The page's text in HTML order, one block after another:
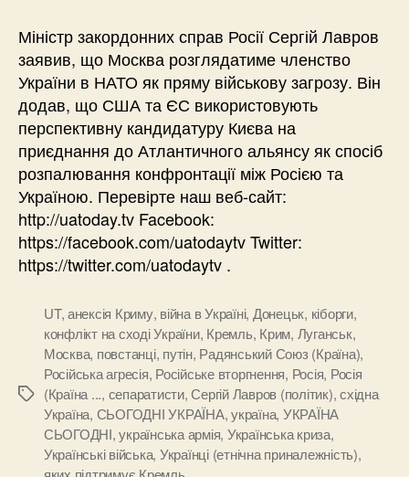
Міністр закордонних справ Росії Сергій Лавров
заявив, що Москва розглядатиме членство
України в НАТО як пряму військову загрозу. Він
додав, що США та ЄС використовують
перспективну кандидатуру Києва на
приєднання до Атлантичного альянсу як спосіб
розпалювання конфронтації між Росією та
Україною. Перевірте наш веб-сайт:
http://uatoday.tv Facebook:
https://facebook.com/uatodaytv Twitter:
https://twitter.com/uatodaytv .
Позначки
UT,анексія Криму, війна в Україні, Донецьк, кіборги,
конфлікт на сході України, Кремль, Крим, Луганськ,
Москва, повстанці, путін, Радянський Союз (Країна),
Російська агресія, Російське вторгнення, Росія, Росія
(Країна ..., сепаратисти,Сергій Лавров (політик),східна
Україна, СЬОГОДНІ УКРАЇНА,україна, УКРАЇНА
СЬОГОДНІ,українська армія, Українська криза,
Українські війська, Українці (етнічна приналежність),